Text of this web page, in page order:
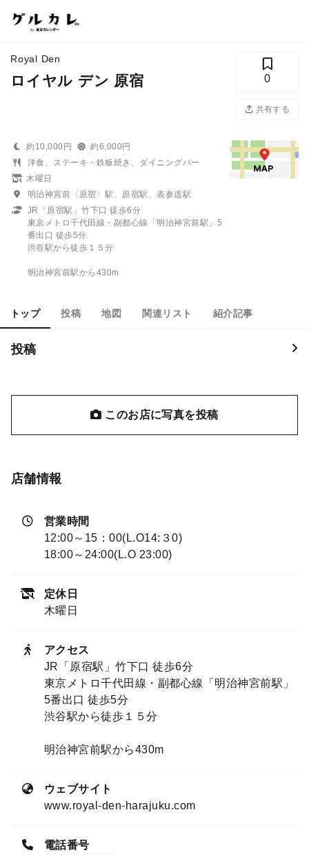
Royal Den
ロイヤル デン 原宿 0
共有する
約10,000円
約6,000円
洋食、ステーキ・鉄板焼き、ダイニングバー
木曜日
明治神宮前〈原宿〉駅、原宿駅、表参道駅
JR「原宿駅」竹下口 徒歩6分
東京メトロ千代田線・副都心線「明治神宮前駅」5
番出口 徒歩5分
渋谷駅から徒歩１５分
明治神宮前駅から430m
トップ 投稿 地図 関連リスト 紹介記事
投稿
このお店に写真を投稿
店舗情報
営業時間
12:00～15：00(L.O14:３0)
18:00～24:00(L.O 23:00)
定休日
木曜日
アクセス
JR「原宿駅」竹下口 徒歩6分
東京メトロ千代田線・副都心線「明治神宮前駅」
5番出口 徒歩5分
渋谷駅から徒歩１５分
明治神宮前駅から430m
ウェブサイト
www.royal-den-harajuku.com
電話番号